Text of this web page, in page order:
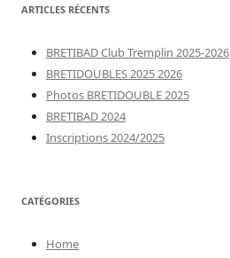
ARTICLES RÉCENTS
BRETIBAD Club Tremplin 2025-2026
BRETIDOUBLES 2025 2026
Photos BRETIDOUBLE 2025
BRETIBAD 2024
Inscriptions 2024/2025
CATÉGORIES
Home